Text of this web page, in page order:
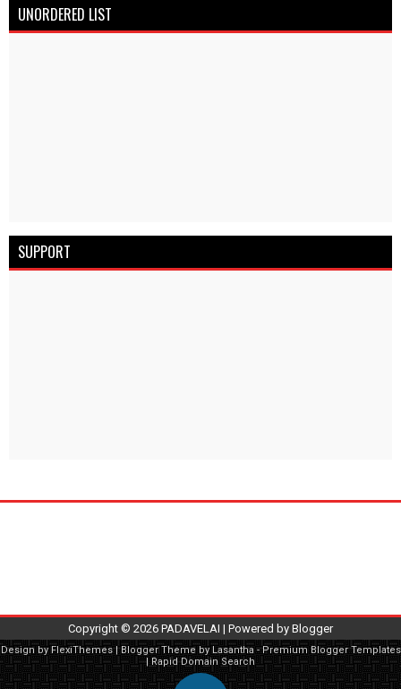
UNORDERED LIST
SUPPORT
Copyright © 2026 PADAVELAI | Powered by Blogger
Design by FlexiThemes| Blogger Theme by Lasantha -Premium Blogger Templates
| Rapid Domain Search